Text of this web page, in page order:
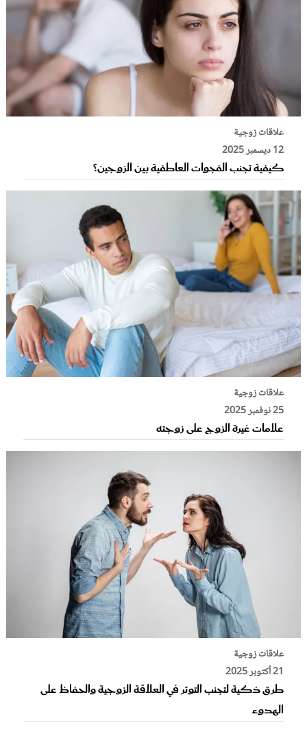
علاقات زوجية
12 ديسمبر 2025
كيفية تجنب الفجوات العاطفية بين الزوجين؟
علاقات زوجية
25 نوفمبر 2025
علامات غيرة الزوج على زوجته
علاقات زوجية
21 أكتوبر 2025
طرق ذكية لتجنب التوتر في العلاقة الزوجية والحفاظ على
الهدوء